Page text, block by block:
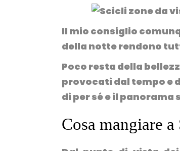
Il mio consiglio
della notte rendono
Poco resta della
provocati dal tempo e
di per sé e il
Cosa mangiare